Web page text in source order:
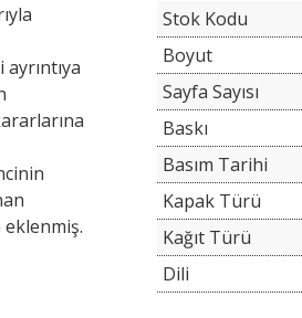
eklenmiş.
Stok Kodu
Boyut
Sayfa Sayısı
Baskı
Basım Tarihi
Kapak Türü
Kağıt Türü
Dili